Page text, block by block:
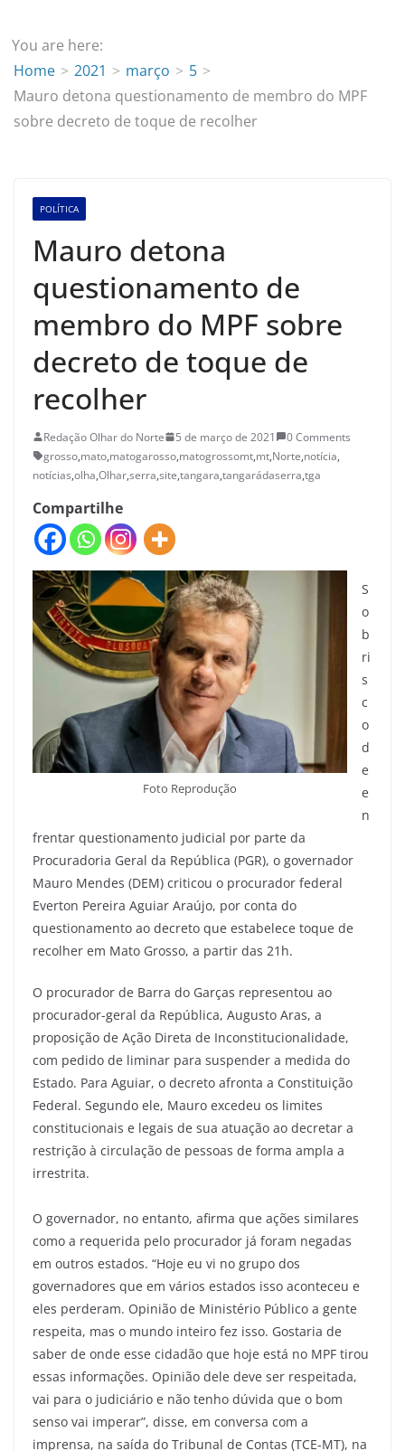
You are here:
Home
2021 março
5
Mauro detona questionamento de membro do MPF
sobre decreto de toque de recolher
POLÍTICA
Mauro detona
questionamento de
membro do MPF sobre
decreto de toque de
recolher
Redação Olhar do Norte 5 de março de 2021
0 Comments
grosso,mato,matogarosso,matogrossomt,mt,Norte,notícia,
notícias,olha,Olhar,serra,site,tangara,tangarádaserra,tga
Compartilhe
Foto Reprodução
S
o
b
ri
s
c
o
d
e
e
n
frentar questionamento judicial por parte da
Procuradoria Geral da República (PGR), o governador
Mauro Mendes (DEM) criticou o procurador federal
Everton Pereira Aguiar Araújo, por conta do
questionamento ao decreto que estabelece toque de
recolher em Mato Grosso, a partir das 21h.
O procurador de Barra do Garças representou ao
procurador-geral da República, Augusto Aras, a
proposição de Ação Direta de Inconstitucionalidade,
com pedido de liminar para suspender a medida do
Estado. Para Aguiar, o decreto afronta a Constituição
Federal. Segundo ele, Mauro excedeu os limites
constitucionais e legais de sua atuação ao decretar a
restrição à circulação de pessoas de forma ampla a
irrestrita.
O governador, no entanto, afirma que ações similares
como a requerida pelo procurador já foram negadas
em outros estados. “Hoje eu vi no grupo dos
governadores que em vários estados isso aconteceu e
eles perderam. Opinião de Ministério Público a gente
respeita, mas o mundo inteiro fez isso. Gostaria de
saber de onde esse cidadão que hoje está no MPF tirou
essas informações. Opinião dele deve ser respeitada,
vai para o judiciário e não tenho dúvida que o bom
senso vai imperar”, disse, em conversa com a
imprensa, na saída do Tribunal de Contas (TCE-MT), na